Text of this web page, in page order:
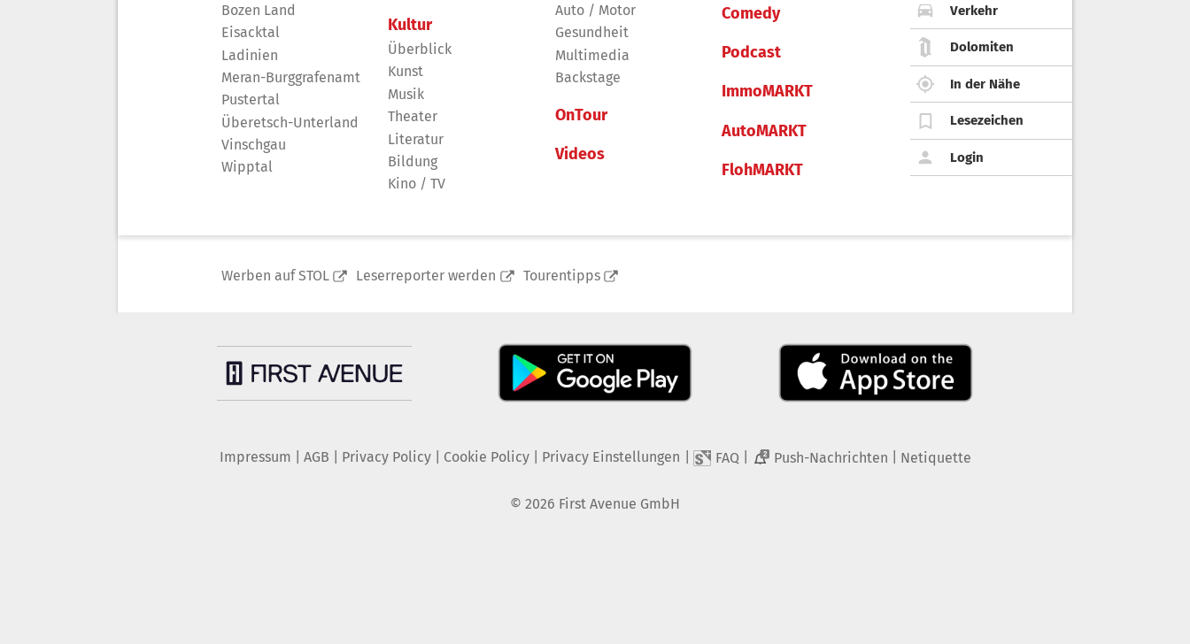
Bozen Land
Eisacktal
Ladinien
Meran-Burggrafenamt
Pustertal
Überetsch-Unterland
Vinschgau
Wipptal
Kultur
Überblick
Kunst
Musik
Theater
Literatur
Bildung
Kino / TV
Auto / Motor
Gesundheit
Multimedia
Backstage
OnTour
Videos
Comedy
Podcast
ImmoMARKT
AutoMARKT
FlohMARKT
Verkehr
Dolomiten
In der Nähe
Lesezeichen
Login
Werben auf STOL Leserreporter werden Tourentipps
Impressum AGB Privacy Policy| Cookie Policy| Privacy Einstellungen FAQ 2 Push-Nachrichten Netiquette
© 2026 First Avenue GmbH